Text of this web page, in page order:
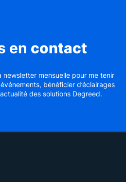
en contact
newsletter mensuelle pour me tenir
bénéficier d’éclairages
des solutions Degreed.